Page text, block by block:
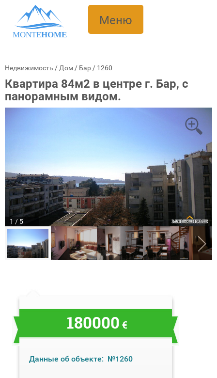
MONTEHOME
Меню
Недвижимость / Дом / Бар / 1260
Квартира 84м2 в центре г. Бар, с
панорамным видом.
1 / 5
180000 €
Данные об объекте: №1260